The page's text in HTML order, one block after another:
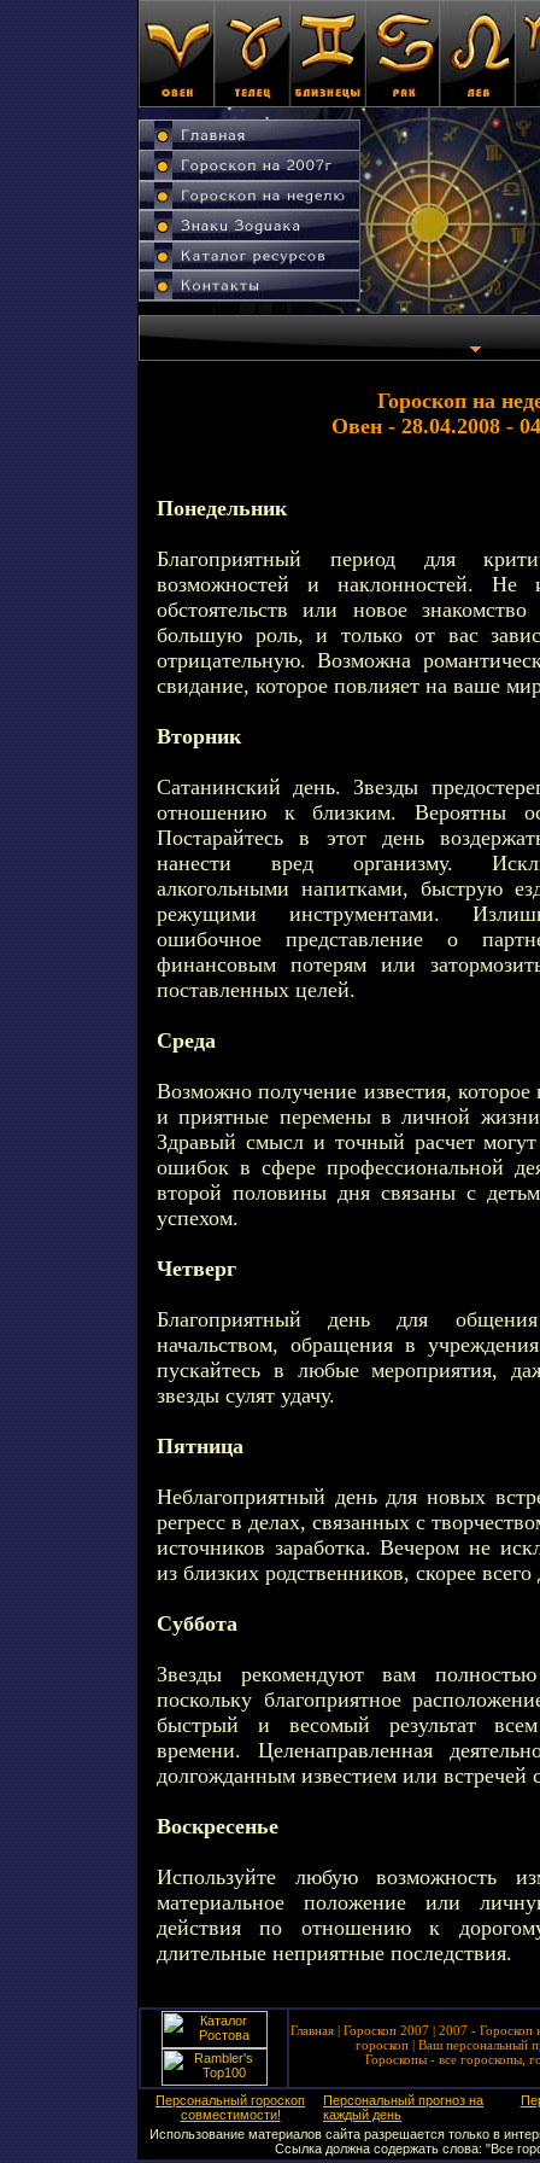
Гороскоп на
Овен - 28.04.2008 -
Понедельник
Благоприятный период для
возможностей и наклонностей. Не
обстоятельств или новое
большую роль, и только от вас
отрицательную. Возможна
свидание, которое повлияет на ваше
Вторник
Сатанинский день. Звезды
отношению к близким. Вероятны
Постарайтесь в этот день
нанести вред организму.
алкогольными напитками, быструю
режущими инструментами.
ошибочное представление о
финансовым потерям или
поставленных целей.
Среда
Возможно получение известия, которое
и приятные перемены в личной
Здравый смысл и точный расчет могут
ошибок в сфере профессиональной
второй половины дня связаны с
успехом.
Четверг
Благоприятный день для
начальством, обращения в
пускайтесь в любые мероприятия,
звезды сулят удачу.
Пятница
Неблагоприятный день для новых
регресс в делах, связанных с
источников заработка. Вечером не
из близких родственников, скорее
Суббота
Звезды рекомендуют вам
поскольку благоприятное
быстрый и весомый результат
времени. Целенаправленная
долгожданным известием или встречей
Воскресенье
Используйте любую возможность
материальное положение или
действия по отношению к
длительные неприятные последствия.
Главная | Гороскоп 2007 | 2007 - Гороскоп
гороскоп| Ваш персональный
Гороскопы - все гороскопы,
Персональный гороскоп
совместимости!
Персональный прогноз на
каждый день
Использование материалов сайта разрешается только в
Ссылка должна содержать слова: "Все